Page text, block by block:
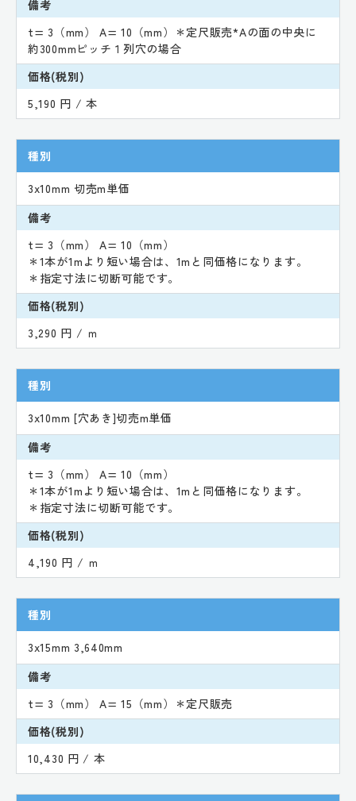
備考
t= 3（mm） A= 10（mm）＊定尺販売*Aの面の中央に
約300mmピッチ１列穴の場合
価格(税別)
5,190 円 / 本
種別
3x10mm 切売m単価
備考
t= 3（mm） A= 10（mm）
＊1本が1mより短い場合は、1mと同価格になります。
＊指定寸法に切断可能です。
価格(税別)
3,290 円 / ｍ
種別
3x10mm [穴あき]切売m単価
備考
t= 3（mm） A= 10（mm）
＊1本が1mより短い場合は、1mと同価格になります。
＊指定寸法に切断可能です。
価格(税別)
4,190 円 / ｍ
種別
3x15mm 3,640mm
備考
t= 3（mm） A= 15（mm）＊定尺販売
価格(税別)
10,430 円 / 本